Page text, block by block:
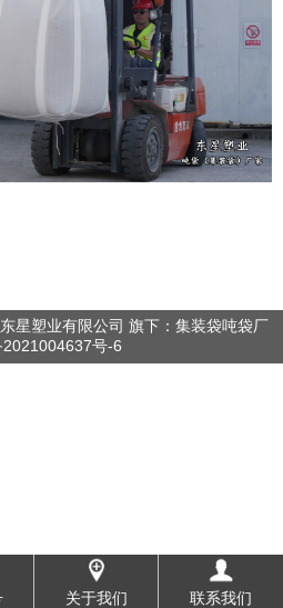
星塑业有限公司 旗下：集装袋吨袋厂
2021004637号-6
关于我们 联系我们